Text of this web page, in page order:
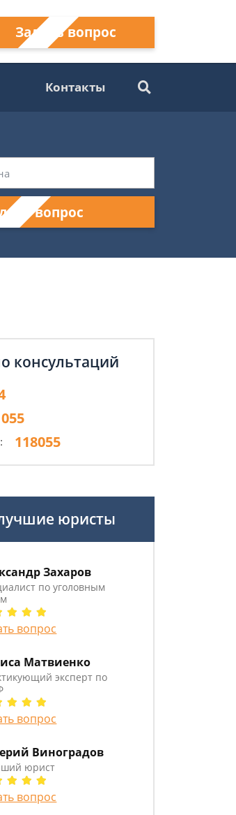
Задать вопрос
Контакты
вопрос
консультаций
118055
юристы
Захаров
по уголовным
вопрос
Матвиенко
эксперт по
вопрос
Виноградов
юрист
вопрос